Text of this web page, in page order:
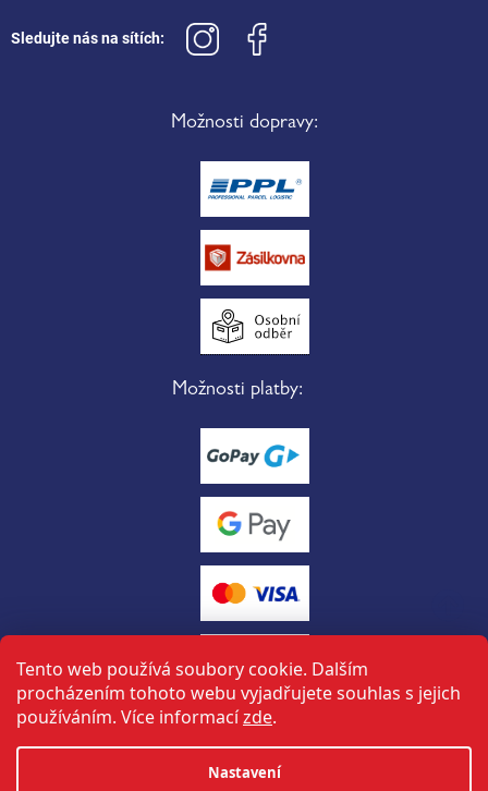
Tento web používá soubory cookie. Dalším
procházením tohoto webu vyjadřujete souhlas s jejich
používáním. Více informacízde.
Nastavení
Sledujte nás na sítích:
Možnosti dopravy:
Možnosti platby:
Vytvořil Shoptet